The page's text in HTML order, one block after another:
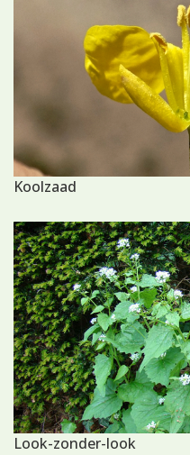
Koolzaad
Look-zonder-look